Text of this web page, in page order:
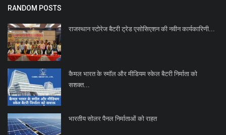
RANDOM POSTS
राजस्थान स्टोरेज बैटरी ट्रेड एसोसिएशन की नवीन कार्यकारिणी...
कैमल भारत के स्मॉल और मीडियम स्केल बैटरी निर्माता को
सशक्त...
भारतीय सोलर पैनल निर्माताओं को राहत